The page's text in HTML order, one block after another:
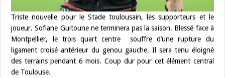
Triste nouvelle pour le Stade toulousain, les supporteurs et le
joueur. Sofiane Guitoune ne terminera pas la saison. Blessé face à
Montpellier, le trois quart centre souffre d’une rupture du
ligament croisé antérieur du genou gauche. Il sera tenu éloigné
des terrains pendant 6 mois. Coup dur pour cet élément central
de Toulouse.